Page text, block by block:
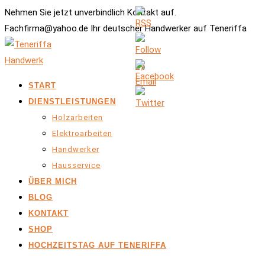
Nehmen Sie jetzt unverbindlich Kontakt auf.
Fachfirma@yahoo.de Ihr deutscher Handwerker auf Teneriffa
START
DIENSTLEISTUNGEN
Holzarbeiten
Elektroarbeiten
Handwerker
Hausservice
ÜBER MICH
BLOG
KONTAKT
SHOP
HOCHZEITSTAG AUF TENERIFFA